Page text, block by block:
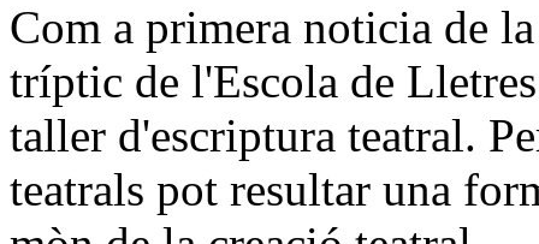
Com a primera noticia de
tríptic de l'Escola de
taller d'escriptura teatral.
teatrals pot resultar una